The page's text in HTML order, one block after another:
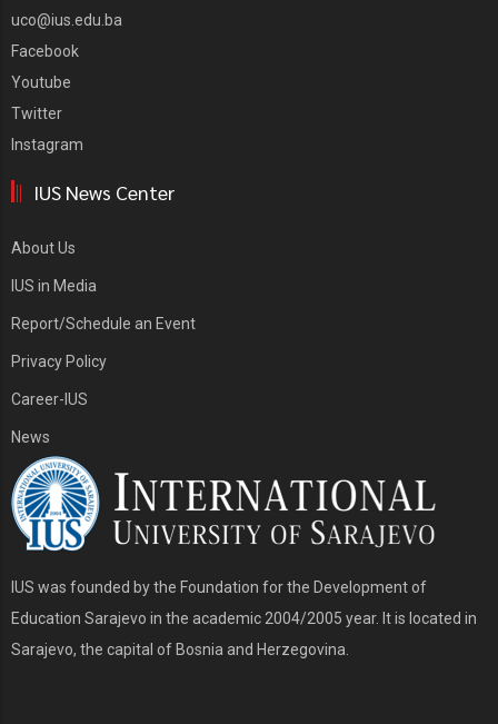
uco@ius.edu.ba
Facebook
Youtube
Twitter
Instagram
IUS News Center
About Us
IUS in Media
Report/Schedule an Event
Privacy Policy
Career-IUS
News
IUS was founded by the Foundation for the Development of
Education Sarajevo in the academic 2004/2005 year. It is located in
Sarajevo, the capital of Bosnia and Herzegovina.